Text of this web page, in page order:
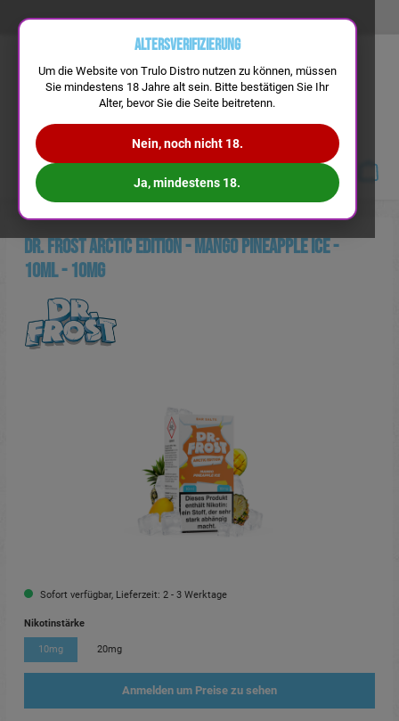
Dr. Frost Arctic Edition - Mango Pineapple Ice -
10ml - 10mg
Sofort verfügbar, Lieferzeit: 2 - 3 Werktage
Nikotinstärke
10mg 20mg
Anmelden um Preise zu sehen
Altersverifizierung
Um die Website von Trulo Distro nutzen zu können, müssen
Sie mindestens 18 Jahre alt sein. Bitte bestätigen Sie Ihr
Alter, bevor Sie die Seite beitretenn.
Nein, noch nicht 18.
Ja, mindestens 18.